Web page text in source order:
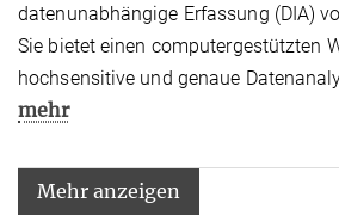
datenunabhängige Erfassung (DIA)
Sie bietet einen computergestützten
hochsensitive und genaue
mehr
Mehr anzeigen